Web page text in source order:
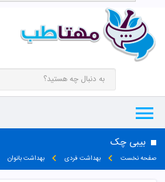
بیبی چک
صفحه نخست بهداشت فردی بهداشت بانوان